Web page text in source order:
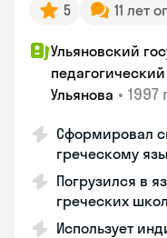
5 11 лет
Ульяновский
Ульянова • 1997
Сформировал
греческому
Погрузился в
греческих
Использует